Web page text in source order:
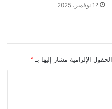
12 نوفمبر، 2025
الحقول الإلزامية مشار إليها بـ *